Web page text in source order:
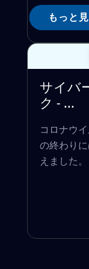
もっと
サイバ
ク - ...
コロナウ
の終わり
えました